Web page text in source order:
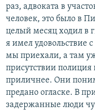
раз, адвоката в
человек, это было в
целый месяц ходил в
я имел удовольствие
мы приехали, а там
присутствии полиция
приличнее. Они
предано огласке. В
задержанные люди